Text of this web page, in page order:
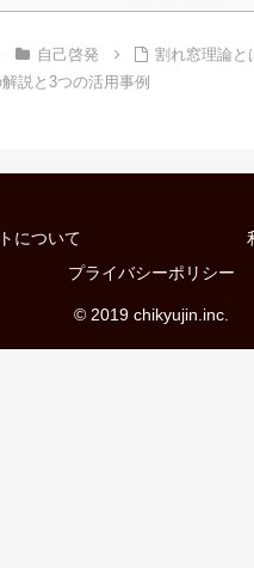
自己啓発
割れ窓理論と
説と3つの活用事例
について
プライバシーポリシー
© 2019 chikyujin.inc.